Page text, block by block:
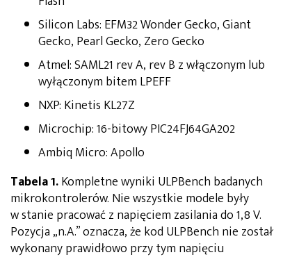
Silicon Labs: EFM32 Wonder Gecko, Giant
Gecko, Pearl Gecko, Zero Gecko
Atmel: SAML21 rev A, rev B z włączonym lub
wyłączonym bitem LPEFF
NXP: Kinetis KL27Z
Microchip: 16-bitowy PIC24FJ64GA202
Ambiq Micro: Apollo
Tabela 1.Kompletne wyniki ULPBench badanych
mikrokontrolerów. Nie wszystkie modele były
w stanie pracować z napięciem zasilania do 1,8 V.
Pozycja „n.A.” oznacza, że kod ULPBench nie został
wykonany prawidłowo przy tym napięciu